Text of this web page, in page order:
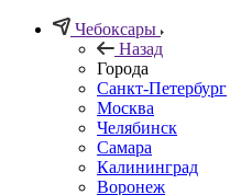
Чебоксары
Назад
Города
Санкт-Петербург
Москва
Челябинск
Самара
Калининград
Воронеж